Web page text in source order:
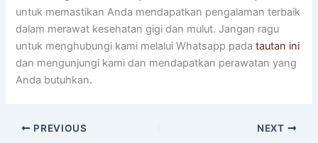
untuk memastikan Anda mendapatkan pengalaman terbaik
dalam merawat kesehatan gigi dan mulut. Jangan ragu
untuk menghubungi kami melalui Whatsapp padatautan ini
dan mengunjungi kami dan mendapatkan perawatan yang
Anda butuhkan.
PREVIOUS NEXT